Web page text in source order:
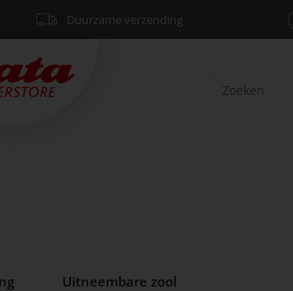
Duurzame verzending
Uitneembare zool